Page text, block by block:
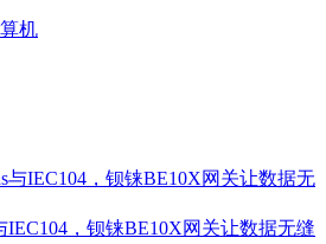
机
IEC104，钡铼BE10X网关让数据无缝